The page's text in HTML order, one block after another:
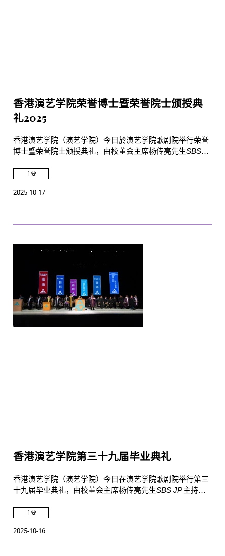
香港演艺学院荣誉博士暨荣誉院士颁授典
礼2025
香港演艺学院（演艺学院）今日於演艺学院歌剧院举行荣誉
博士暨荣誉院士颁授典礼，由校董会主席杨传亮先生SBS
以表彰他们在文化发展和表演艺术方面的成就及对演艺学院
博士和荣誉院士对演艺学院的鼎力支持。
主要
2025-10-17
香港演艺学院第三十九届毕业典礼
香港演艺学院（演艺学院）今日在演艺学院歌剧院举行第三
十九届毕业典礼，由校董会主席杨传亮先生SBS JP主持颁
主要
2025-10-16